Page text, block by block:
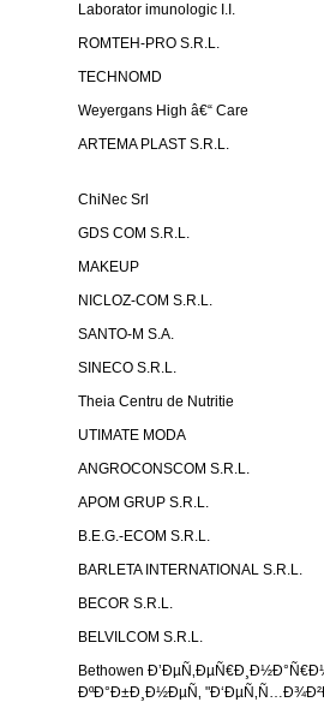
Laborator imunologic I.I.
ROMTEH-PRO S.R.L.
TECHNOMD
Weyergans High â€“ Care
ARTEMA PLAST S.R.L.
ChiNec Srl
GDS COM S.R.L.
MAKEUP
NICLOZ-COM S.R.L.
SANTO-M S.A.
SINECO S.R.L.
Theia Centru de Nutritie
UTIMATE MODA
ANGROCONSCOM S.R.L.
APOM GRUP S.R.L.
B.E.G.-ECOM S.R.L.
BARLETA INTERNATIONAL S.R.L.
BECOR S.R.L.
BELVILCOM S.R.L.
Bethowen
ÐºÐ°Ð±Ð¸Ð½ÐµÑ‚